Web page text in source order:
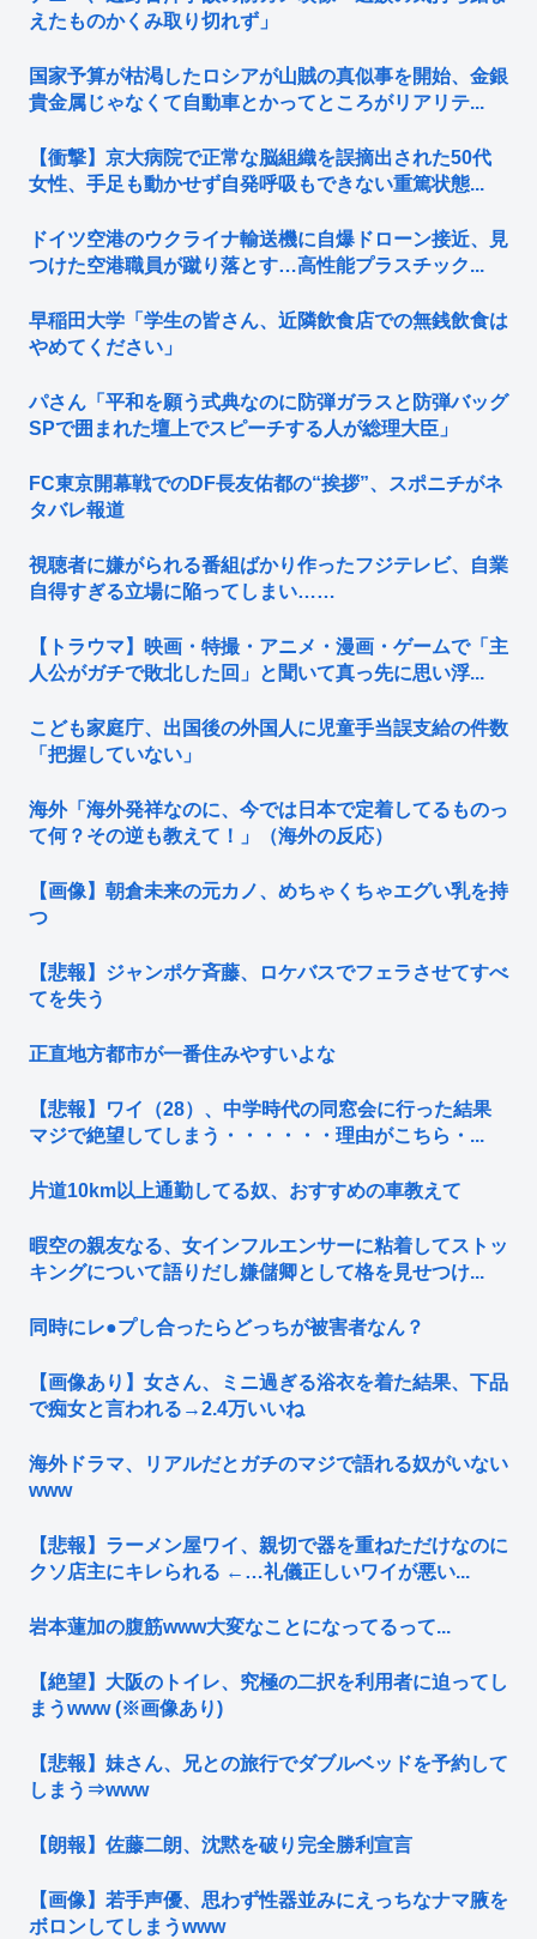
えたものかくみ取り切れず」
国家予算が枯渇したロシアが山賊の真似事を開始、金銀
貴金属じゃなくて自動車とかってところがリアリテ...
【衝撃】京大病院で正常な脳組織を誤摘出された50代
女性、手足も動かせず自発呼吸もできない重篤状態...
ドイツ空港のウクライナ輸送機に自爆ドローン接近、見
つけた空港職員が蹴り落とす…高性能プラスチック...
早稲田大学「学生の皆さん、近隣飲食店での無銭飲食は
やめてください」
パさん「平和を願う式典なのに防弾ガラスと防弾バッグ
SPで囲まれた壇上でスピーチする人が総理大臣」
FC東京開幕戦でのDF長友佑都の“挨拶”、スポニチがネ
タバレ報道
視聴者に嫌がられる番組ばかり作ったフジテレビ、自業
自得すぎる立場に陥ってしまい……
【トラウマ】映画・特撮・アニメ・漫画・ゲームで「主
人公がガチで敗北した回」と聞いて真っ先に思い浮...
こども家庭庁、出国後の外国人に児童手当誤支給の件数
「把握していない」
海外「海外発祥なのに、今では日本で定着してるものっ
て何？その逆も教えて！」（海外の反応）
【画像】朝倉未来の元カノ、めちゃくちゃエグい乳を持
つ
【悲報】ジャンポケ斉藤、ロケバスでフェラさせてすべ
てを失う
正直地方都市が一番住みやすいよな
【悲報】ワイ（28）、中学時代の同窓会に行った結果
マジで絶望してしまう・・・・・・理由がこちら・...
片道10km以上通勤してる奴、おすすめの車教えて
暇空の親友なる、女インフルエンサーに粘着してストッ
キングについて語りだし嫌儲卿として格を見せつけ...
同時にレ●プし合ったらどっちが被害者なん？
【画像あり】女さん、ミニ過ぎる浴衣を着た結果、下品
で痴女と言われる→2.4万いいね
海外ドラマ、リアルだとガチのマジで語れる奴がいない
www
【悲報】ラーメン屋ワイ、親切で器を重ねただけなのに
クソ店主にキレられる ←…礼儀正しいワイが悪い...
岩本蓮加の腹筋www大変なことになってるって...
【絶望】大阪のトイレ、究極の二択を利用者に迫ってし
まうwww (※画像あり)
【悲報】妹さん、兄との旅行でダブルベッドを予約して
しまう⇒www
【朗報】佐藤二朗、沈黙を破り完全勝利宣言
【画像】若手声優、思わず性器並みにえっちなナマ腋を
ボロンしてしまうwww